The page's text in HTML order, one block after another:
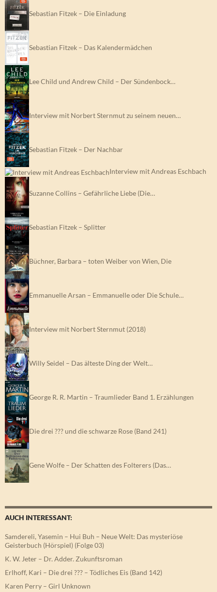
Sebastian Fitzek – Die Einladung
Sebastian Fitzek – Das Kalendermädchen
Lee Child und Andrew Child – Der Sündenbock…
Interview mit Norbert Sternmut zu seinem neuen…
Sebastian Fitzek – Der Nachbar
Interview mit Andreas Eschbach
Suzanne Collins – Gefährliche Liebe (Die…
Sebastian Fitzek – Splitter
Büchner, Barbara – toten Weiber von Wien, Die
Emmanuelle Arsan – Emmanuelle oder Die Schule…
Interview mit Norbert Sternmut (2018)
Willy Seidel – Das älteste Ding der Welt…
George R. R. Martin – Traumlieder Band 1. Erzählungen
Die drei ??? und die schwarze Rose (Band 241)
Gene Wolfe – Der Schatten des Folterers (Das…
AUCH INTERESSANT:
Samdereli, Yasemin – Hui Buh – Neue Welt: Das mysteriöse
Geisterbuch (Hörspiel) (Folge 03)
K. W. Jeter – Dr. Adder. Zukunftsroman
Erlhoff, Kari – Die drei ??? – Tödliches Eis (Band 142)
Karen Perry – Girl Unknown